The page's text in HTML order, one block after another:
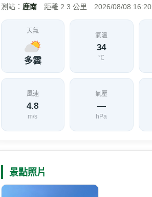
測站： 鹿南距離 2.3 公里 2026/08/08 16:20
天氣
多雲
氣溫
34
℃
風速
4.8
m/s
氣壓
—
hPa
景點照片